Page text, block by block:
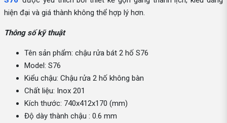
hiện đại và giá thành không thể hợp lý hơn.
Thông số kỹ thuật
Tên sản phẩm: chậu rửa bát 2 hố S76
Model: S76
Kiểu chậu: Chậu rửa 2 hố không bàn
Chất liệu: Inox 201
Kích thước: 740x412x170 (mm)
Độ dày thành chậu : 0.6 mm